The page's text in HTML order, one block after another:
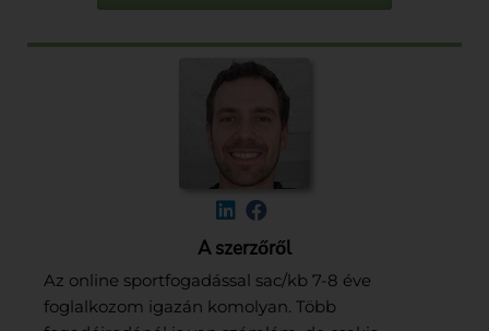
A szerzőről
Az online sportfogadással sac/kb 7-8 éve
foglalkozom igazán komolyan. Több